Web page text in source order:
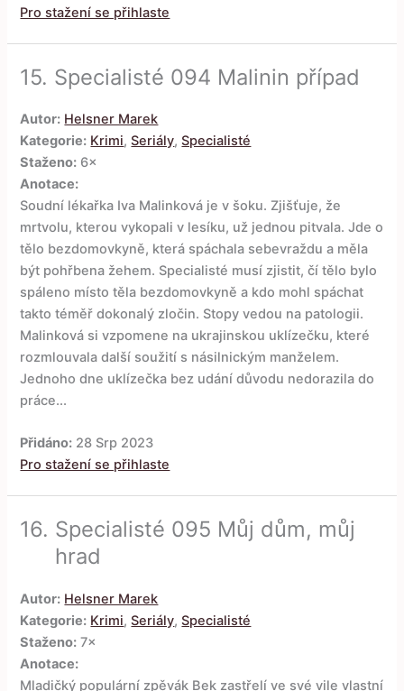
Pro stažení se přihlaste
15. Specialisté 094 Malinin případ
Autor: Helsner Marek
Kategorie: Krimi,Seriály,Specialisté
Staženo: 6×
Anotace:
Soudní lékařka Iva Malinková je v šoku. Zjišťuje, že
mrtvolu, kterou vykopali v lesíku, už jednou pitvala. Jde o
tělo bezdomovkyně, která spáchala sebevraždu a měla
být pohřbena žehem. Specialisté musí zjistit, čí tělo bylo
spáleno místo těla bezdomovkyně a kdo mohl spáchat
takto téměř dokonalý zločin. Stopy vedou na patologii.
Malinková si vzpomene na ukrajinskou uklízečku, které
rozmlouvala další soužití s násilnickým manželem.
Jednoho dne uklízečka bez udání důvodu nedorazila do
práce...
Přidáno: 28 Srp 2023
Pro stažení se přihlaste
16. Specialisté 095 Můj dům, můj
hrad
Autor: Helsner Marek
Kategorie: Krimi,Seriály,Specialisté
Staženo: 7×
Anotace:
Mladičký populární zpěvák Bek zastřelí ve své vile vlastní